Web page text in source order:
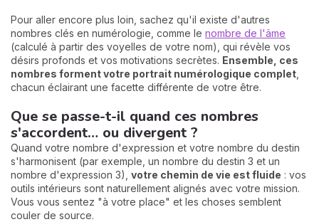
Pour aller encore plus loin, sachez qu'il existe d'autres
nombres clés en numérologie, comme le nombre de l'âme
(calculé à partir des voyelles de votre nom), qui révèle vos
désirs profonds et vos motivations secrètes. Ensemble, ces
nombres forment votre portrait numérologique complet
chacun éclairant une facette différente de votre être.
Que se passe-t-il quand ces nombres
s'accordent… ou divergent ?
Quand votre nombre d'expression et votre nombre du destin
s'harmonisent (par exemple, un nombre du destin 3 et un
nombre d'expression 3), votre chemin de vie est fluide : vos
outils intérieurs sont naturellement alignés avec votre mission.
Vous vous sentez "à votre place" et les choses semblent
couler de source.